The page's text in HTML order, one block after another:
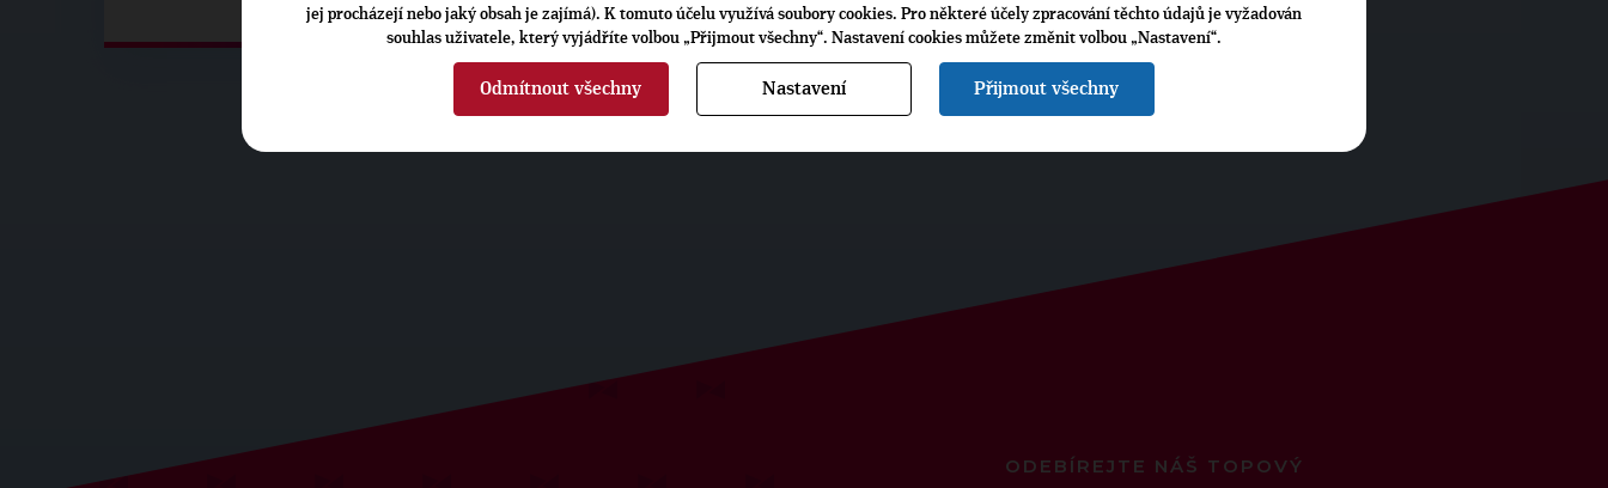
ODEBÍREJTE NÁŠ TOPOVÝ
jej procházejí nebo jaký obsah je zajímá). K tomuto účelu využívá soubory cookies. Pro některé účely zpracování těchto údajů je vyžadován
souhlas uživatele, který vyjádříte volbou „Přijmout všechny“. Nastavení cookies můžete změnit volbou „Nastavení“.
Odmítnout všechny Nastavení Přijmout všechny